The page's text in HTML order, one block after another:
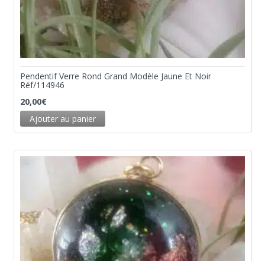
Pendentif Verre Rond Grand Modèle Jaune Et Noir
Réf/114946
20,00€
Ajouter au panier